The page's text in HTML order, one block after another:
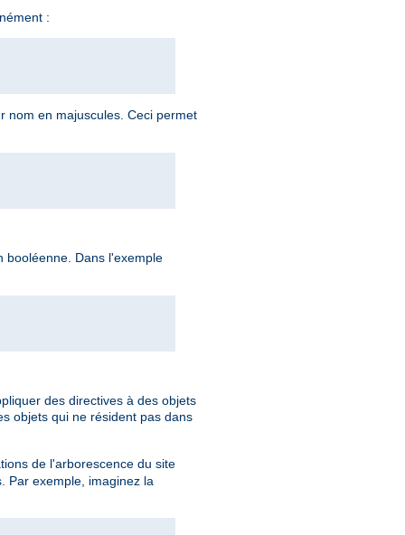
:
nom en majuscules. Ceci permet
booléenne. Dans l'exemple
des directives à des objets
objets qui ne résident pas dans
de l'arborescence du site
Par exemple, imaginez la